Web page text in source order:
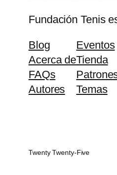
Fundación Tenis
Blog
Acerca de
FAQs
Autores
Eventos
Tienda
Temas
Twenty Twenty-Five